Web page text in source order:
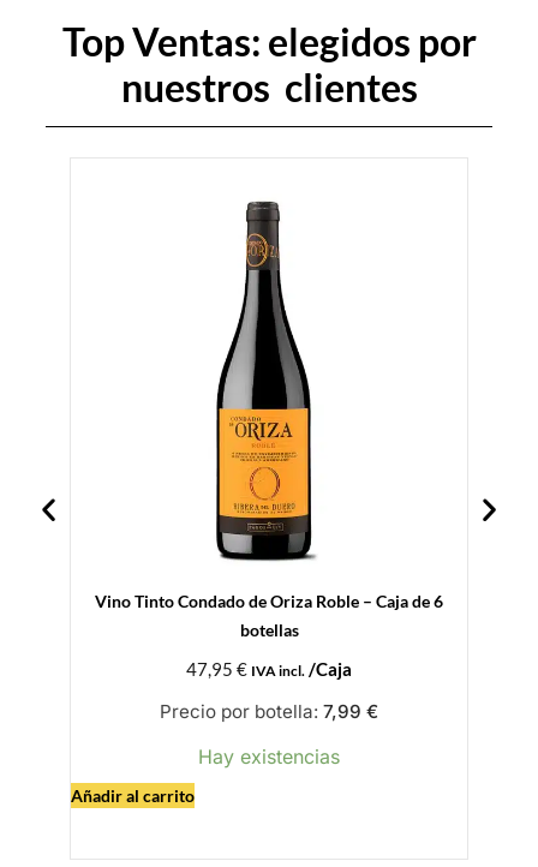
Top Ventas: elegidos por
nuestros clientes
Vino Tinto Condado de Oriza Roble – Caja de 6
botellas
47,95 € IVA incl. /Caja
Precio por botella: 7,99 €
Hay existencias
Añadir al carrito